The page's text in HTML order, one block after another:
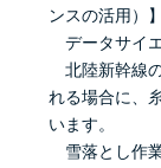
ンスの活用）】
データサイ
北陸新幹線
れる場合に、
います。
雪落とし作